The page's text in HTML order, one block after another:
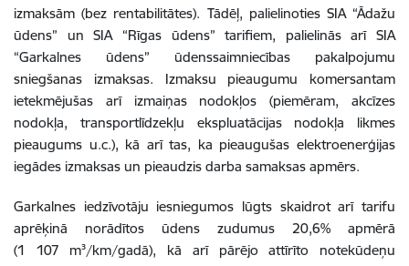
izmaksām (bez rentabilitātes). Tādēļ, palielinoties SIA “Ādažu
ūdens” un SIA “Rīgas ūdens” tarifiem, palielinās arī SIA
“Garkalnes ūdens” ūdenssaimniecības pakalpojumu
sniegšanas izmaksas. Izmaksu pieaugumu komersantam
ietekmējušas arī izmaiņas nodokļos (piemēram, akcīzes
nodokļa, transportlīdzekļu ekspluatācijas nodokļa likmes
pieaugums u.c.), kā arī tas, ka pieaugušas elektroenerģijas
iegādes izmaksas un pieaudzis darba samaksas apmērs.
Garkalnes iedzīvotāju iesniegumos lūgts skaidrot arī tarifu
aprēķinā norādītos ūdens zudumus 20,6% apmērā
(1 107 m³/km/gadā), kā arī pārējo attīrīto notekūdeņu